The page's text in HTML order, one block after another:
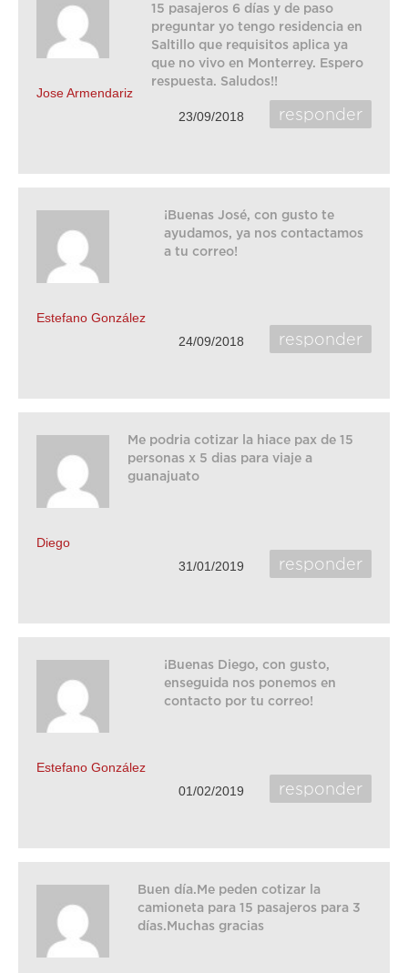
Jose Armendariz
15 pasajeros 6 días y de paso
preguntar yo tengo residencia en
Saltillo que requisitos aplica ya
que no vivo en Monterrey. Espero
respuesta. Saludos!!
responder
23/09/2018
Estefano González
¡Buenas José, con gusto te
ayudamos, ya nos contactamos
a tu correo!
responder
24/09/2018
Diego
Me podria cotizar la hiace pax de 15
personas x 5 dias para viaje a
guanajuato
responder
31/01/2019
Estefano González
¡Buenas Diego, con gusto,
enseguida nos ponemos en
contacto por tu correo!
responder
01/02/2019
Buen día.Me peden cotizar la
camioneta para 15 pasajeros para 3
días.Muchas gracias